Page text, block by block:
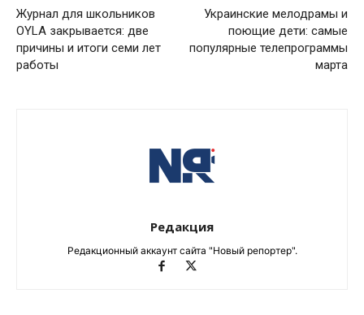
Журнал для школьников
OYLA закрывается: две
причины и итоги семи лет
работы
Украинские мелодрамы и
поющие дети: самые
популярные телепрограммы
марта
Редакция
Редакционный аккаунт сайта "Новый репортер".